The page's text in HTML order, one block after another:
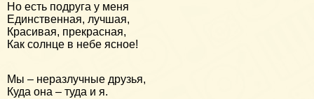
Но есть подруга у меня
Единственная, лучшая,
Красивая, прекрасная,
Как солнце в небе ясное!
Мы – неразлучные друзья,
Куда она – туда и я.